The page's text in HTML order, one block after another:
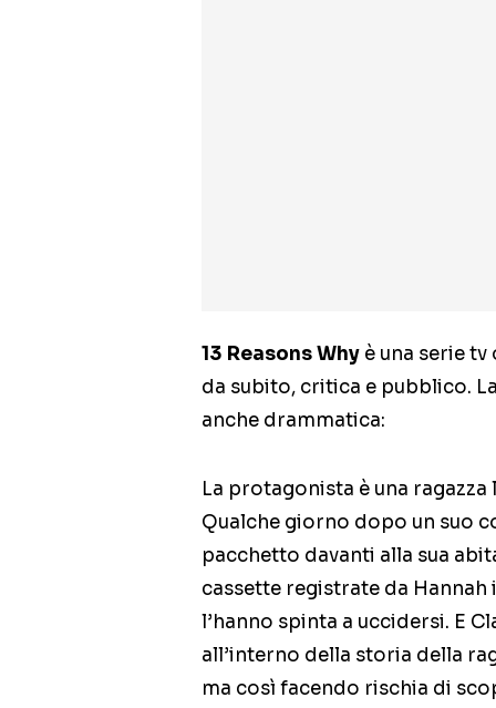
13 Reasons Why è una serie
da subito, critica e pubblico.
anche drammatica:
La protagonista è una ragazza
Qualche giorno dopo un suo
pacchetto davanti alla sua
cassette registrate da
l’hanno spinta a uccidersi. E
all’interno della storia della
ma così facendo rischia di